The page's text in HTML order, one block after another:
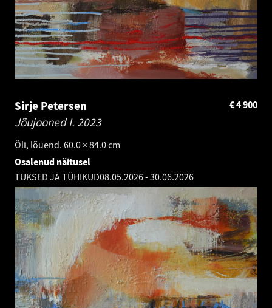
Sirje Petersen
Jõujooned I. 2023
Õli, lõuend. 60.0 × 84.0 cm
4 900
€
Osalenud näitusel
TUKSED JA TÜHIKUD08.05.2026-30.06.2026